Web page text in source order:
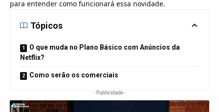
para entender como funcionará essa novidade.
Tópicos
O que muda no Plano Básico com Anúncios da
Netflix?
Como serão os comerciais
- Publicidade -